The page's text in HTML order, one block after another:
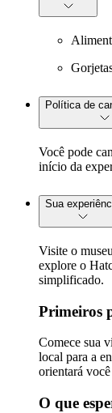
Política de
Você pode
início da
Sua
Visite o
explore o
simplificado.
Primeiros
Comece sua
local para a
orientará
O que